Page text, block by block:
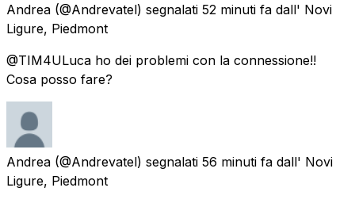
Andrea (@Andrevatel) segnalati 52 minuti fa dall' Novi
Ligure, Piedmont
@TIM4ULuca ho dei problemi con la connessione!!
Cosa posso fare?
Andrea (@Andrevatel) segnalati 56 minuti fa dall' Novi
Ligure, Piedmont